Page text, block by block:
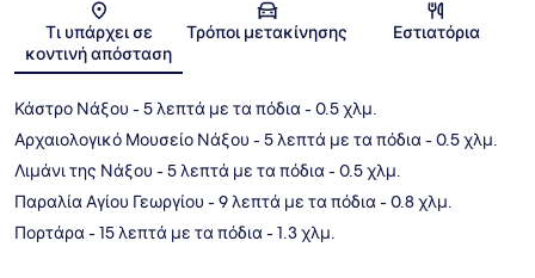
Χάρτης
Τι υπάρχει σε
κοντινή απόσταση
Τρόποι μετακίνησης Εστιατόρια
Κάστρο Νάξου - 5 λεπτά με τα πόδια- 0.5 χλμ.
Αρχαιολογικό Μουσείο Νάξου - 5 λεπτά με τα πόδια- 0.5 χλμ.
Λιμάνι της Νάξου - 5 λεπτά με τα πόδια- 0.5 χλμ.
Παραλία Αγίου Γεωργίου - 9 λεπτά με τα πόδια- 0.8 χλμ.
Πορτάρα- 15 λεπτά με τα πόδια- 1.3 χλμ.